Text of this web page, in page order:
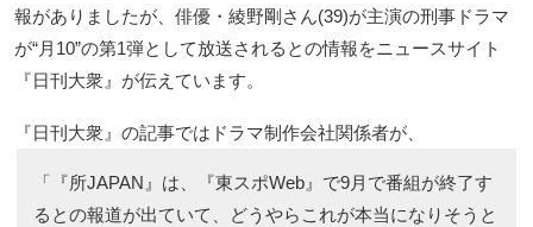
報がありましたが、俳優・綾野剛さん(39)が主演の刑事ドラマ
が“月10”の第1弾として放送されるとの情報をニュースサイト
『日刊大衆』が伝えています。
『日刊大衆』の記事ではドラマ制作会社関係者が、
「『所JAPAN』は、『東スポWeb』で9月で番組が終了す
るとの報道が出ていて、どうやらこれが本当になりそうと